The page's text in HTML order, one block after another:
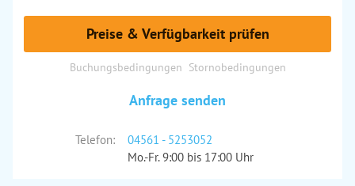
Preise & Verfügbarkeit prüfen
Buchungsbedingungen Stornobedingungen
Anfrage senden
Telefon:
04561 - 5253052
Mo.-Fr. 9:00 bis 17:00 Uhr